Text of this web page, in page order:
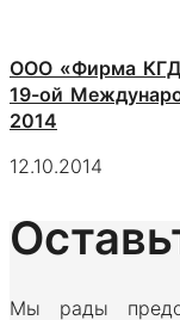
ООО «Фирма
19-ой
2014
12.10.2014
Мы рады